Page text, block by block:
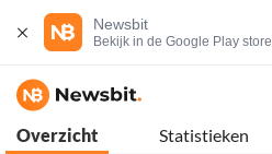
Newsbit
Bekijk in de Google Play store
Overzicht Statistieken